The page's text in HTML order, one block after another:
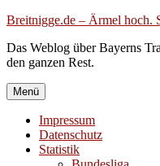
Zum
springen
Breitnigge.de – Ärmel hoch.
Das Weblog über Bayerns
den ganzen Rest.
Menü
Impressum
Datenschutz
Statistik